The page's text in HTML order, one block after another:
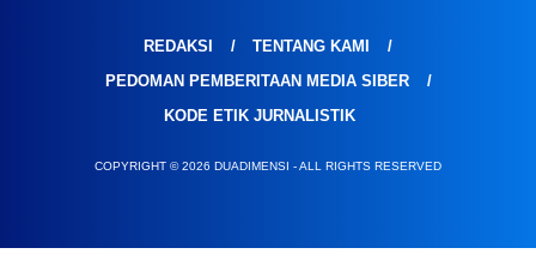
REDAKSI
TENTANG KAMI
PEDOMAN PEMBERITAAN MEDIA SIBER
KODE ETIK JURNALISTIK
COPYRIGHT © 2026 DUADIMENSI - ALL RIGHTS RESERVED